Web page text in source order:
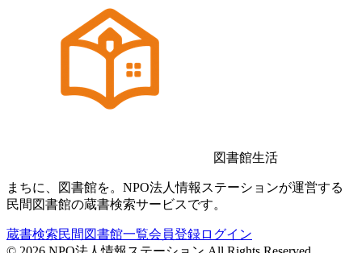
図書館生活
まちに、図書館を。NPO法人情報ステーションが運営する
民間図書館の蔵書検索サービスです。
蔵書検索民間図書館一覧会員登録ログイン